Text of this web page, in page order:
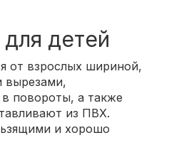
детей
от взрослых шириной,
вырезами,
повороты, а также
из ПВХ.
и хорошо